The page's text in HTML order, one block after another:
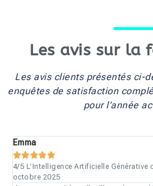
Les avis sur la
Les avis clients présentés ci-
enquêtes de satisfaction
pour l’année
Emma

4/5 L’Intelligence Artificielle Générative
octobre 2025